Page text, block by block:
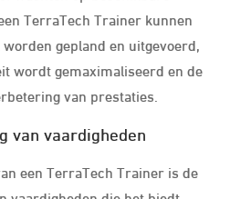
TerraTech Trainer kunnen
gepland en uitgevoerd,
wordt gemaximaliseerd en de
van prestaties.
van vaardigheden
een TerraTech Trainer is de